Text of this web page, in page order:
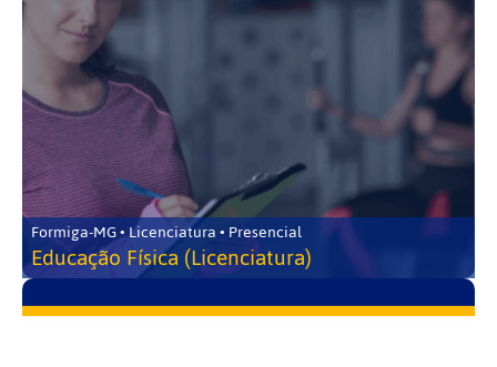
Formiga-MG • Licenciatura • Presencial
Educação Física (Licenciatura)